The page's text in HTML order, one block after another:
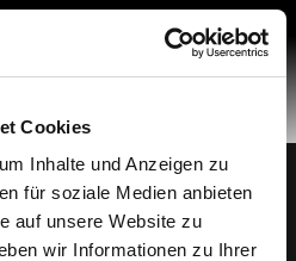
Cookies
Inhalte und Anzeigen zu
für soziale Medien anbieten
auf unsere Website zu
wir Informationen zu Ihrer
Auxiliar de Diseño, S.L.